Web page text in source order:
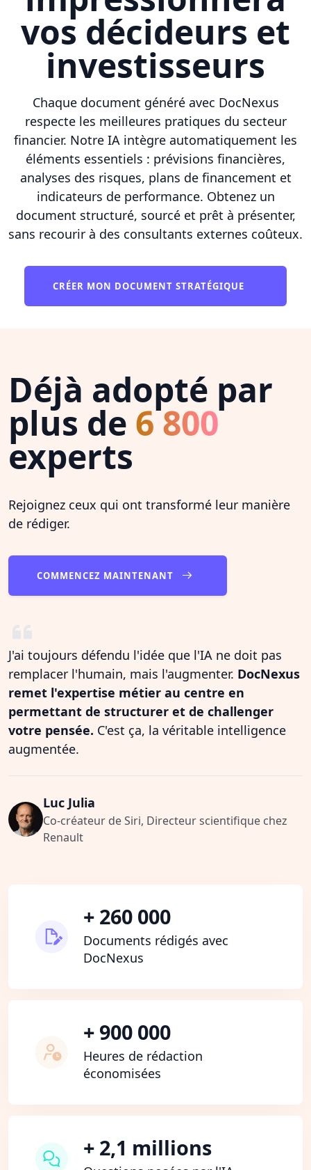
vos décideurs et
investisseurs
Chaque document généré avec DocNexus
respecte les meilleures pratiques du secteur
financier. Notre IA intègre automatiquement les
éléments essentiels : prévisions financières,
analyses des risques, plans de financement et
indicateurs de performance. Obtenez un
document structuré, sourcé et prêt à présenter,
sans recourir à des consultants externes coûteux.
CRÉER MON DOCUMENT STRATÉGIQUE
Déjà adopté par
plus de 6 800
experts
Rejoignez ceux qui ont transformé leur manière
de rédiger.
COMMENCEZ MAINTENANT
J'ai toujours défendu l'idée que l'IA ne doit pas
remplacer l'humain, mais l'augmenter. DocNexus
remet l'expertise métier au centre en
permettant de structurer et de challenger
votre pensée. C'est ça, la véritable intelligence
augmentée.
Luc Julia
Co-créateur de Siri, Directeur scientifique chez
Renault
+ 260 000
Documents rédigés avec
DocNexus
+ 900 000
Heures de rédaction
économisées
+ 2,1 millions